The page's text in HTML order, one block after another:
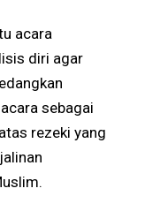
acara
diri agar
sebagai
rezeki yang